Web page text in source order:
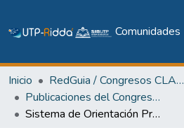
Comunidades
Inicio
RedGuia / Congresos CLABES
Publicaciones del Congreso Internacional CLABES
Sistema de Orientación Profesional: Estrategia para fortalecer la alianza vocacional entre Instituciones de Educación Superior y Educación Media